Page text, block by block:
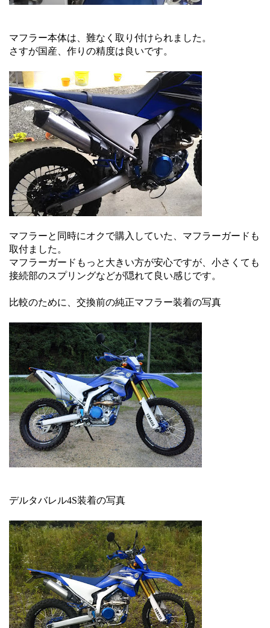
マフラー本体は、難なく取り付けられました。
さすが国産、作りの精度は良いです。
マフラーと同時にオクで購入していた、マフラーガードも
取付ました。
マフラーガードもっと大きい方が安心ですが、小さくても
接続部のスプリングなどが隠れて良い感じです。
比較のために、交換前の純正マフラー装着の写真
デルタバレル4S装着の写真